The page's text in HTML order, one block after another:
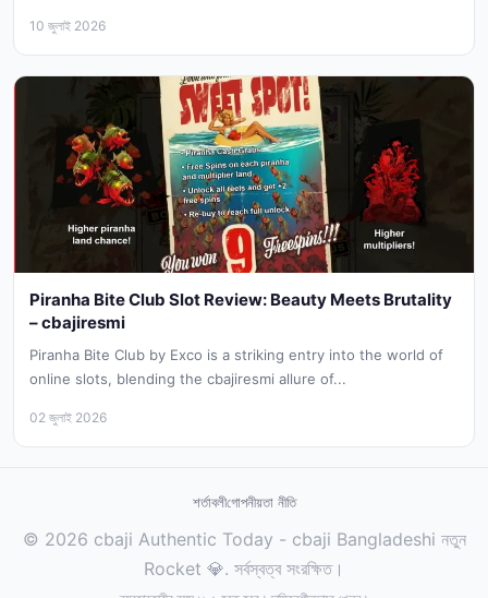
10 জুলাই 2026
Piranha Bite Club Slot Review: Beauty Meets Brutality
– cbajiresmi
Piranha Bite Club by Exco is a striking entry into the world of
online slots, blending the cbajiresmi allure of...
02 জুলাই 2026
শর্তাবলীগোপনীয়তা নীতি
© 2026 cbaji Authentic Today - cbaji Bangladeshi নতুন
Rocket 💎. সর্বস্বত্ব সংরক্ষিত।